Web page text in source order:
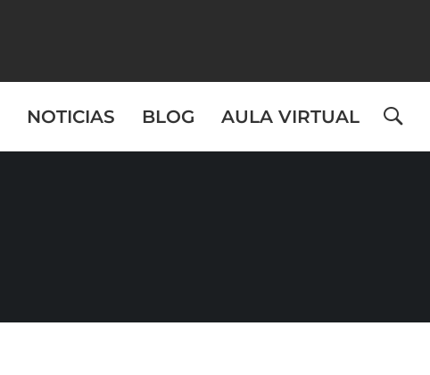
NOTICIAS BLOG AULA VIRTUAL